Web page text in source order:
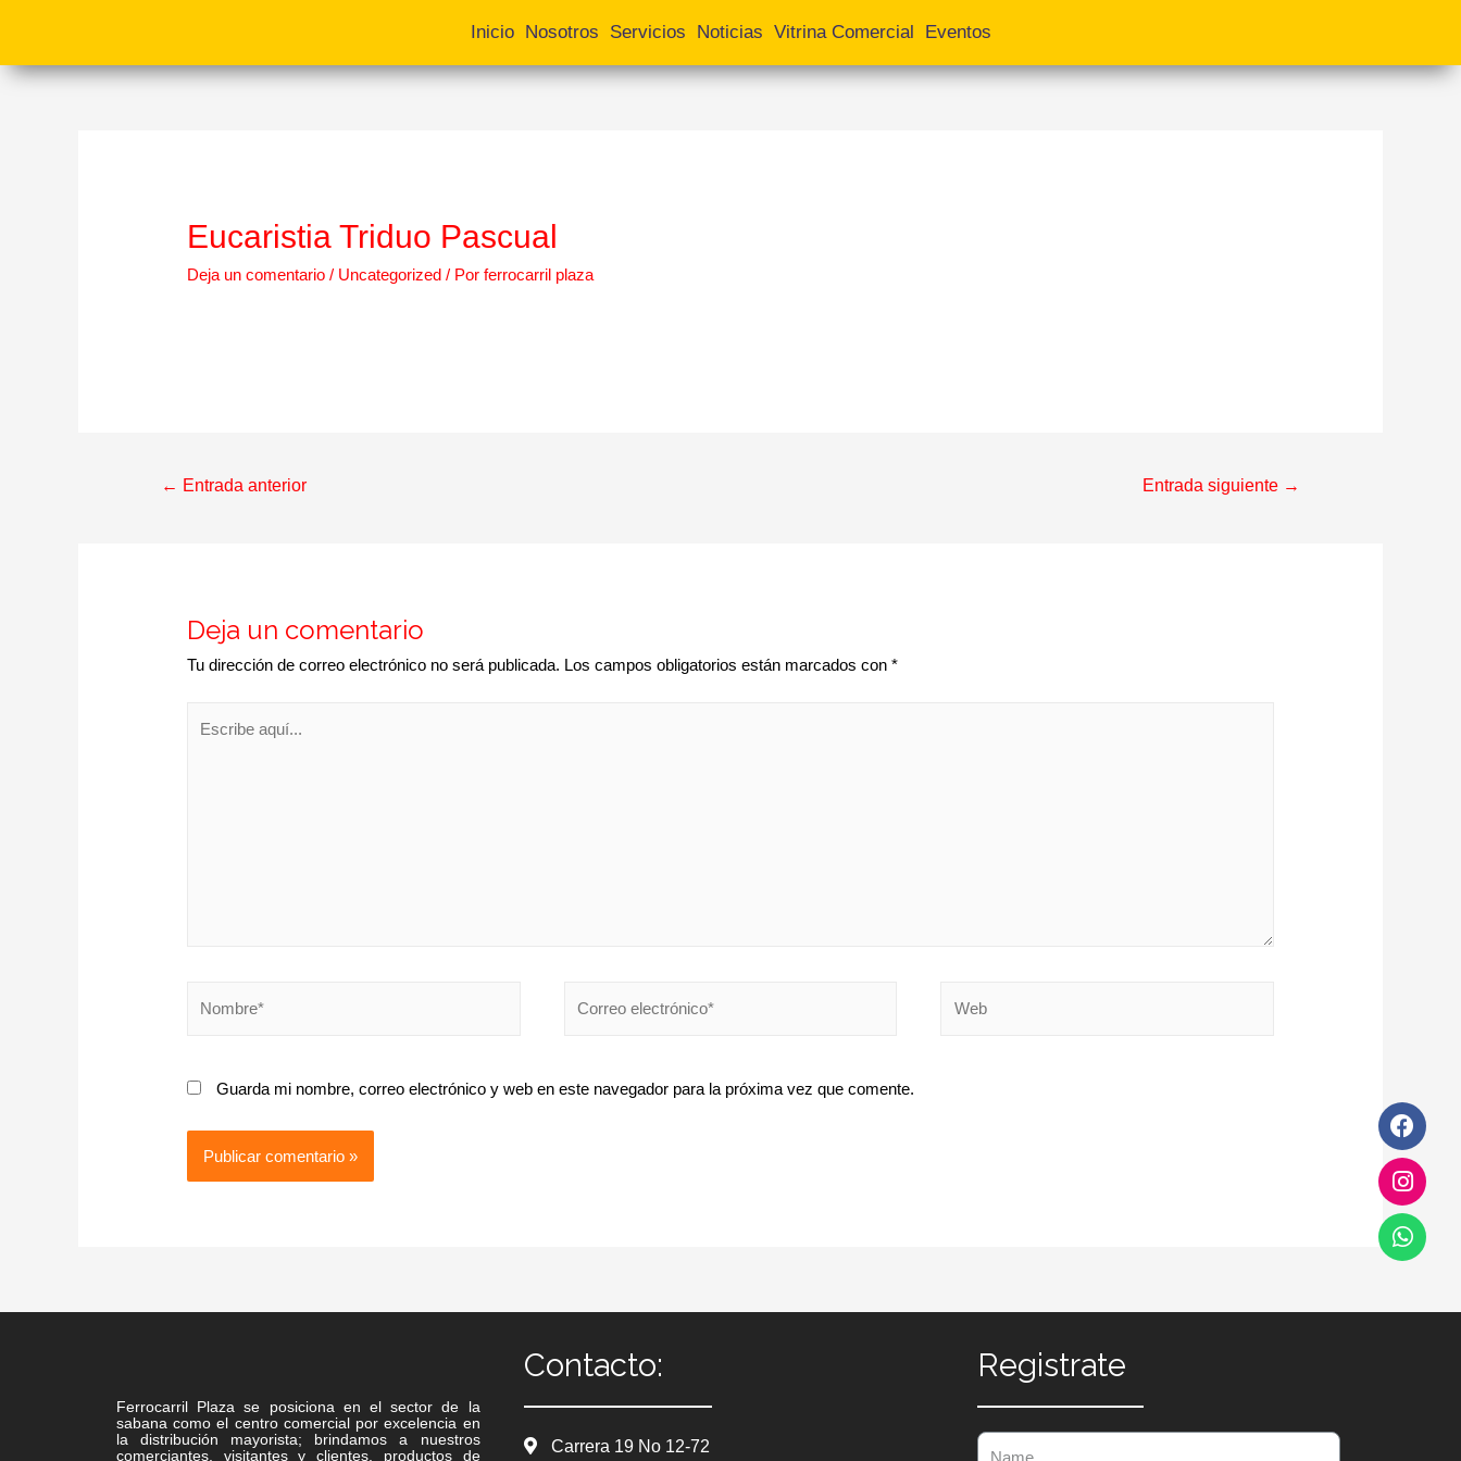
Inicio Nosotros Servicios Noticias Vitrina Comercial Eventos
Eucaristia Triduo Pascual
Deja un comentario / Uncategorized / Porferrocarril plaza
← Entrada anterior Entrada siguiente →
Deja un comentario
Tu dirección de correo electrónico no será publicada. Los campos obligatorios están marcados con*
Guarda mi nombre, correo electrónico y web en este navegador para la próxima vez que comente.
Ferrocarril Plaza se posiciona en el sector de la
sabana como el centro comercial por excelencia en
la distribución mayorista; brindamos a nuestros
comerciantes, visitantes y clientes, productos de
Contacto:
Carrera 19 No 12-72
Registrate